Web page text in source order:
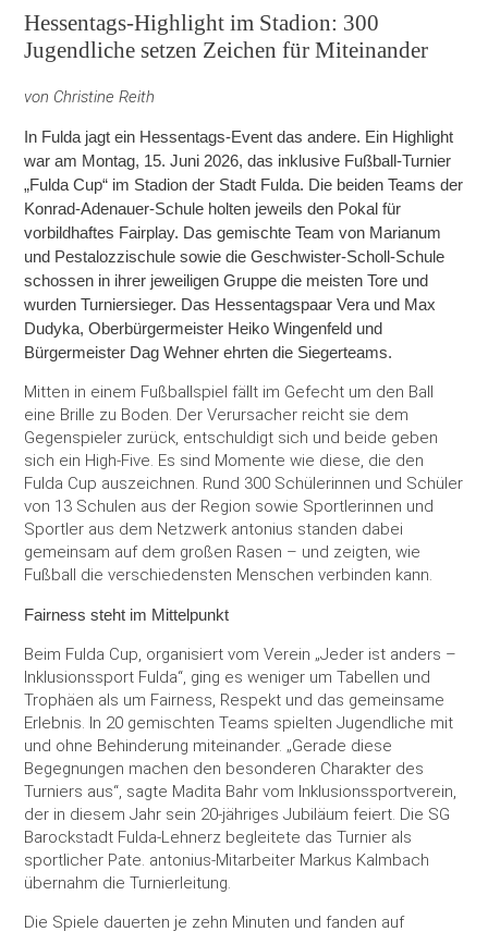
Hessentags-Highlight im Stadion: 300
Jugendliche setzen Zeichen für Miteinander
von Christine Reith
In Fulda jagt ein Hessentags-Event das andere. Ein Highlight
war am Montag, 15. Juni 2026, das inklusive Fußball-Turnier
„Fulda Cup“ im Stadion der Stadt Fulda. Die beiden Teams der
Konrad-Adenauer-Schule holten jeweils den Pokal für
vorbildhaftes Fairplay. Das gemischte Team von Marianum
und Pestalozzischule sowie die Geschwister-Scholl-Schule
schossen in ihrer jeweiligen Gruppe die meisten Tore und
wurden Turniersieger. Das Hessentagspaar Vera und Max
Dudyka, Oberbürgermeister Heiko Wingenfeld und
Bürgermeister Dag Wehner ehrten die Siegerteams.
Mitten in einem Fußballspiel fällt im Gefecht um den Ball
eine Brille zu Boden. Der Verursacher reicht sie dem
Gegenspieler zurück, entschuldigt sich und beide geben
sich ein High-Five. Es sind Momente wie diese, die den
Fulda Cup auszeichnen. Rund 300 Schülerinnen und Schüler
von 13 Schulen aus der Region sowie Sportlerinnen und
Sportler aus dem Netzwerk antonius standen dabei
gemeinsam auf dem großen Rasen – und zeigten, wie
Fußball die verschiedensten Menschen verbinden kann.
Fairness steht im Mittelpunkt
Beim Fulda Cup, organisiert vom Verein „Jeder ist anders –
Inklusionssport Fulda“, ging es weniger um Tabellen und
Trophäen als um Fairness, Respekt und das gemeinsame
Erlebnis. In 20 gemischten Teams spielten Jugendliche mit
und ohne Behinderung miteinander. „Gerade diese
Begegnungen machen den besonderen Charakter des
Turniers aus“, sagte Madita Bahr vom Inklusionssportverein,
der in diesem Jahr sein 20-jähriges Jubiläum feiert. Die SG
Barockstadt Fulda-Lehnerz begleitete das Turnier als
sportlicher Pate. antonius-Mitarbeiter Markus Kalmbach
übernahm die Turnierleitung.
Die Spiele dauerten je zehn Minuten und fanden auf
Herstellung
ambinius Seniorentagesstätte
Mobile Helfer
Schulbegleitung